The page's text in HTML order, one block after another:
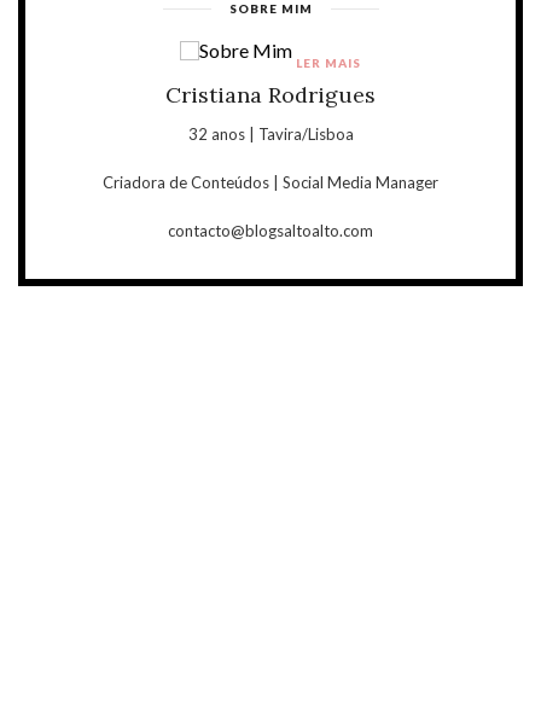
SOBRE MIM
Cristiana Rodrigues
32 anos | Tavira/Lisboa
Criadora de Conteúdos | Social Media Manager
contacto@blogsaltoalto.com
LER MAIS